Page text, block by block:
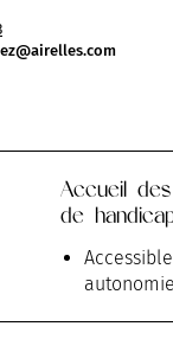
Accueil
de
autonomie